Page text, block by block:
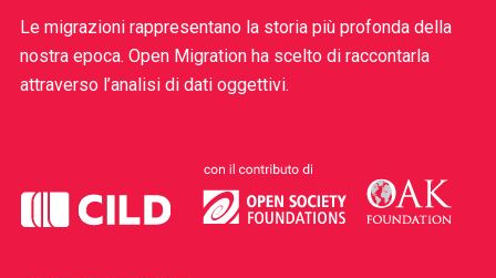
Le migrazioni rappresentano la storia più profonda della
nostra epoca. Open Migration ha scelto di raccontarla
attraverso l’analisi di dati oggettivi.